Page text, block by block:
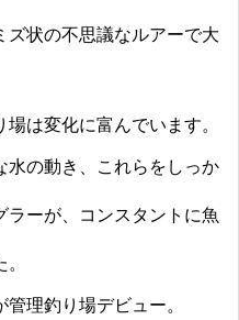
ズ状の不思議なルアーで大
は変化に富んでいます。
水の動き、これらをしっか
ラーが、コンスタントに魚
理釣り場デビュー。